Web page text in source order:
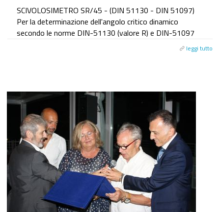
SCIVOLOSIMETRO SR/45 - (DIN 51130 - DIN 51097)
Per la determinazione dell'angolo critico dinamico
secondo le norme DIN-51130 (valore R) e DIN-51097
leggi tutto